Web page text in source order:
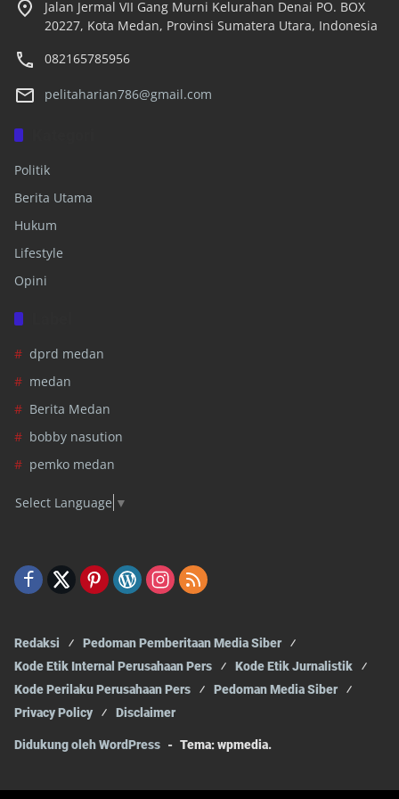
Jalan Jermal VII Gang Murni Kelurahan Denai PO. BOX
20227, Kota Medan, Provinsi Sumatera Utara, Indonesia
082165785956
pelitaharian786@gmail.com
Politik
Berita Utama
Hukum
Lifestyle
Opini
dprd medan
medan
Berita Medan
bobby nasution
pemko medan
Select Language ▼
Redaksi
Pedoman Pemberitaan Media Siber
Kode Etik Internal Perusahaan Pers
Kode Etik Jurnalistik
Kode Perilaku Perusahaan Pers
Pedoman Media Siber
Privacy Policy
Disclaimer
Didukung oleh WordPress - Tema: wpmedia.